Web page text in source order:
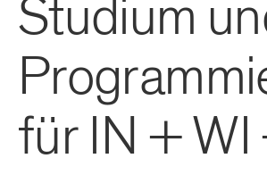
Studium
für IN + WI